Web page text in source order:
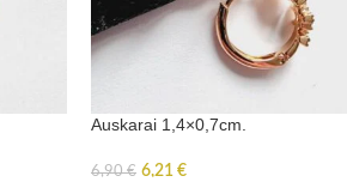
Auskarai 1,4×0,7cm.
6,90€ 6,21 €